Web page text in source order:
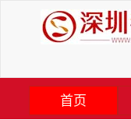
首页